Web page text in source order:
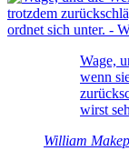
Wage,
wenn
wirst
William